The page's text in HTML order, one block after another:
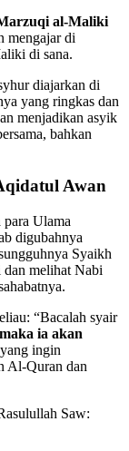
al-Maliki
mengajar di
di sana.
diajarkan di
yang ringkas dan
menjadikan asyik
bahkan
Awan
Ulama
digubahnya
Syaikh
melihat Nabi
“Bacalah syair
ia akan
ingin
Al-Quran dan
Saw: